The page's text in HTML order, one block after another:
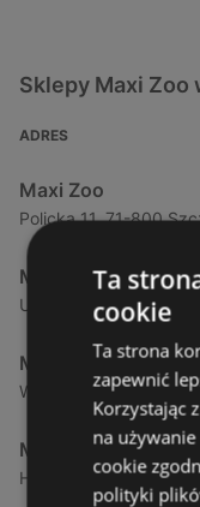
Sklepy Maxi Zoo
ADRES
Maxi Zoo
Policka 11, 71-800
Maxi Zoo
Ul. Mieszka I63, 71-
Maxi Zoo
Wiosenna 76, 70-807
Maxi Zoo
Holenderska 72, 75-
Ta
cookie
Ta strona
zapewnić
Korzystając
na
cookie
polityki